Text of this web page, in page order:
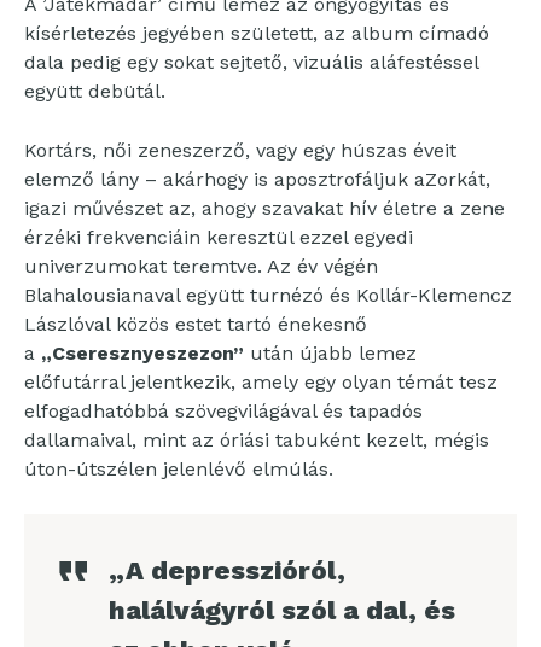
kísérletezés jegyében született, az album címadó
dala pedig egy sokat sejtető, vizuális aláfestéssel
együtt debütál.
Kortárs, női zeneszerző, vagy egy húszas éveit
elemző lány – akárhogy is aposztrofáljuk aZorkát,
igazi művészet az, ahogy szavakat hív életre a zene
érzéki frekvenciáin keresztül ezzel egyedi
univerzumokat teremtve. Az év végén
Blahalousianaval együtt turnézó és Kollár-Klemencz
Lászlóval közös estet tartó énekesnő
a „Cseresznyeszezon” után újabb lemez
előfutárral jelentkezik, amely egy olyan témát tesz
elfogadhatóbbá szövegvilágával és tapadós
dallamaival, mint az óriási tabuként kezelt, mégis
úton-útszélen jelenlévő elmúlás.
„A depresszióról,
halálvágyról szól a dal, és